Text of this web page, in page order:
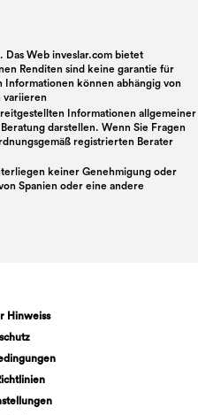
Das Web inveslar.com bietet
Renditen sind keine garantie für
können abhängig von
variieren
Informationen allgemeiner
darstellen. Wenn Sie Fragen
registrierten Berater
keiner Genehmigung oder
Spanien oder eine andere
Hinweiss